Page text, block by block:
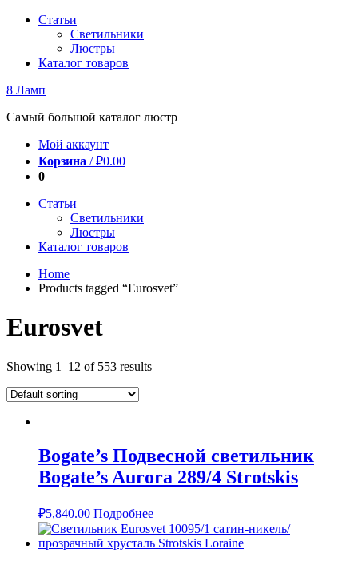
Перейти
содержимому
Статьи
Светильники
Люстры
Каталог товаров
8 Ламп
Самый большой каталог люстр
Мой аккаунт
Корзина /₽0.00
0
Статьи
Светильники
Люстры
Каталог товаров
Home
Products tagged “Eurosvet”
Eurosvet
Showing 1–12 of 553 results
Bogate’s Подвесной светильник
Bogate’s Aurora 289/4 Strotskis
₽5,840.00 Подробнее